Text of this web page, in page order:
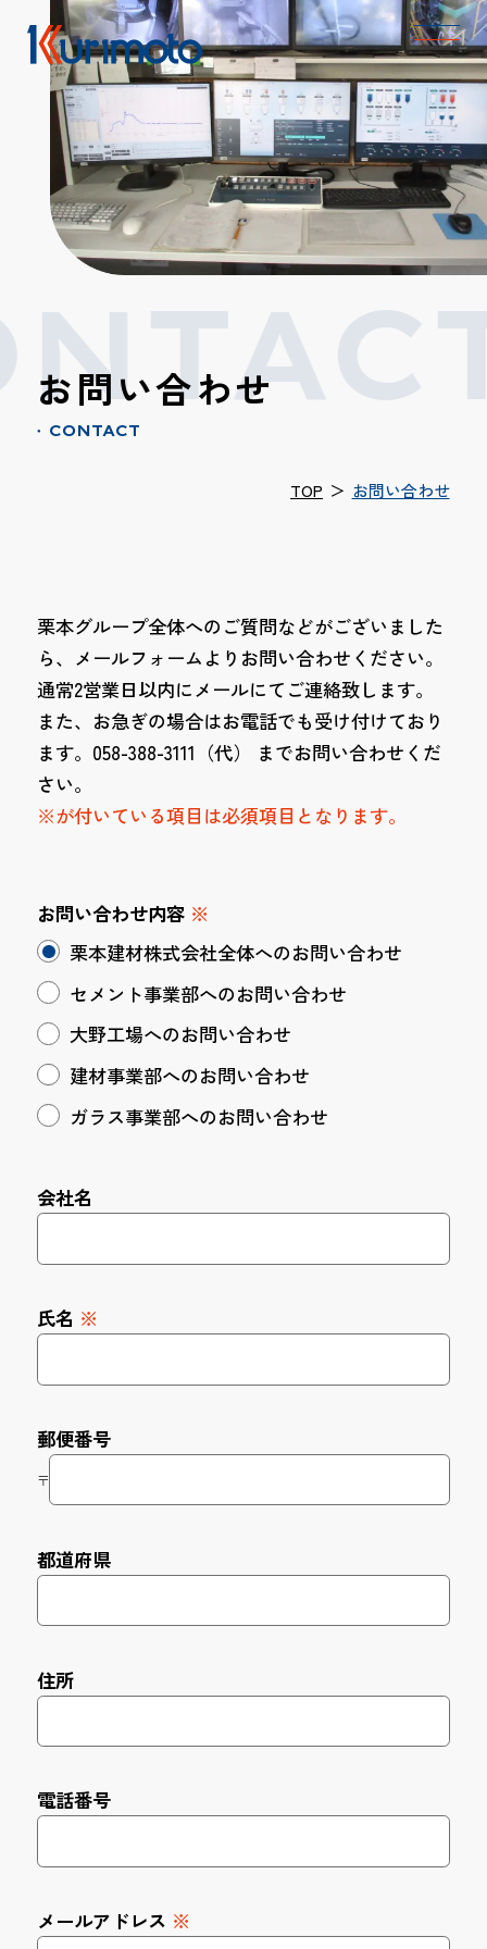
お問い合わせ
● CONTACT
TOP ＞ お問い合わせ
栗本グループ全体へのご質問などがございました
ら、メールフォームよりお問い合わせください。
通常2営業日以内にメールにてご連絡致します。
また、お急ぎの場合はお電話でも受け付けており
ます。058-388-3111（代） までお問い合わせくだ
さい。
※が付いている項目は必須項目となります。
お問い合わせ内容 ※
栗本建材株式会社全体へのお問い合わせ
セメント事業部へのお問い合わせ
大野工場へのお問い合わせ
建材事業部へのお問い合わせ
ガラス事業部へのお問い合わせ
会社名
氏名 ※
郵便番号
〒
都道府県
住所
電話番号
メールアドレス ※